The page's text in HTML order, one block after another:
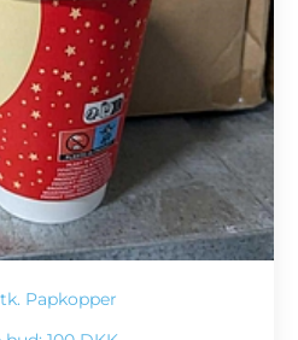
Papkopper